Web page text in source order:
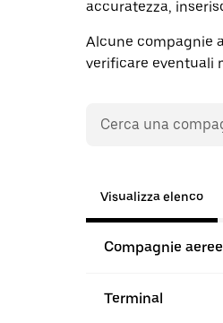
accuratezza,
Alcune compagnie
verificare eventuali
Visualizza elenco
Compagnie aeree
Terminal